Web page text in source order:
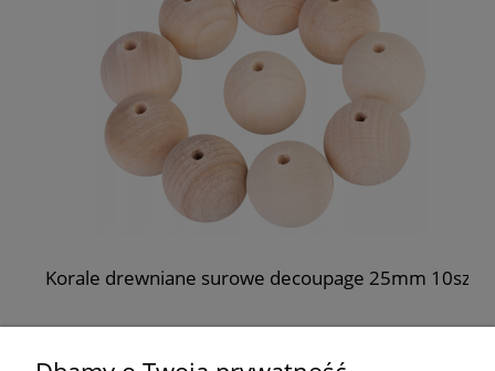
Korale drewniane surowe decoupage 25mm 10szt